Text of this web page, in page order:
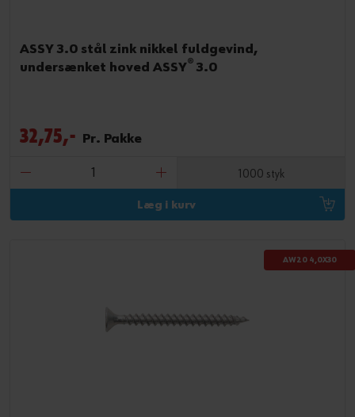
ASSY 3.0 stål zink nikkel fuldgevind,
undersænket hoved ASSY® 3.0
32,75,- Pr. Pakke
1000 styk
Læg i kurv
AW20 4,0X30